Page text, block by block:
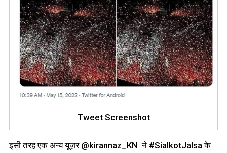
Tweet Screenshot
इसी तरह एक अन्य यूज़र @kirannaz_KN ने #SialkotJalsaके